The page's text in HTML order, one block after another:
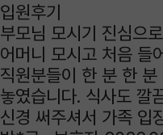
입원후기
부모님 모시기 진심으
어머니 모시고 처음 들
직원분들이 한 분 한
놓였습니다. 식사도 깔
신경 써주셔서 가족 입